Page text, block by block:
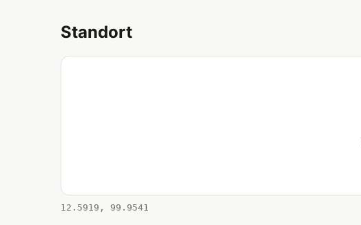
Standort
12.5919, 99.9541